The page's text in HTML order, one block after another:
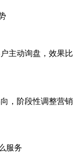
主动询盘，效果比
，阶段性调整营销
服务